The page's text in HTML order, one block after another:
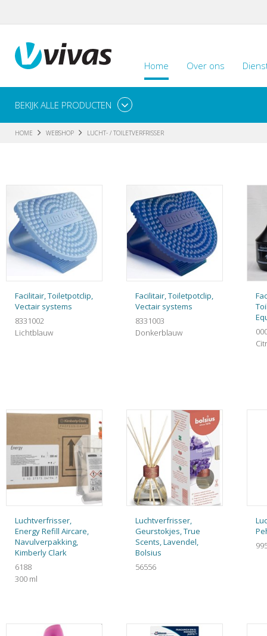
Home Over ons
BEKIJK ALLE PRODUCTEN
HOME WEBSHOP LUCHT- / TOILETVERFRISSER
Facilitair, Toiletpotclip,
Vectair systems
8331002
Lichtblauw
Facilitair, Toiletpotclip,
Vectair systems
8331003
Donkerblauw
Luchtverfrisser,
Energy Refill Aircare,
Navulverpakking,
Kimberly Clark
6188
300 ml
Luchtverfrisser,
Geurstokjes, True
Scents, Lavendel,
Bolsius
56556